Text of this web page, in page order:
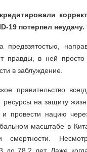
19 потерпел
предвзятостью,
правды, в ней
в заблуждение.
правительство
на защиту
провести нацию
масштабе в
смертности.